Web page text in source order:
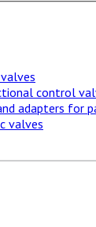
control
adapters for
valves